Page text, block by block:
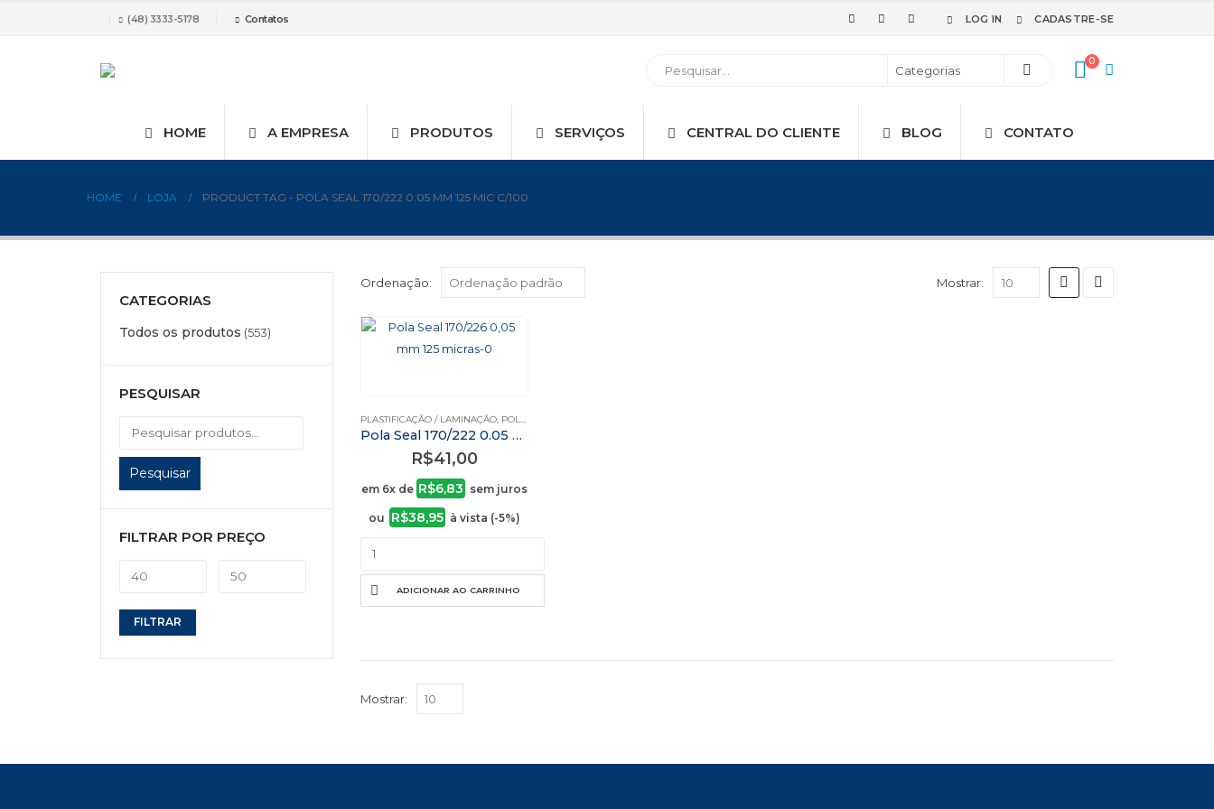
(48) 3333-5178 Contatos LOG IN CADASTRE-SE
0
HOME A EMPRESA PRODUTOS SERVIÇOS CENTRAL DO CLIENTE BLOG CONTATO
HOME LOJA PRODUCT TAG - POLA SEAL 170/222 0.05 MM 125 MIC C/100
Ordenação: Mostrar:
PLASTIFICAÇÃO / LAMINAÇÃO, POLA SEAL
Pola Seal 170/222 0.05 mm 125 mic c/100
R$41,00
em 6x de R$6,83 sem juros
ou R$38,95 à vista (-5%)
ADICIONAR AO CARRINHO
Mostrar:
CATEGORIAS
Todos os produtos (553)
PESQUISAR
Pesquisar
FILTRAR POR PREÇO
mínimo
máximo
FILTRAR